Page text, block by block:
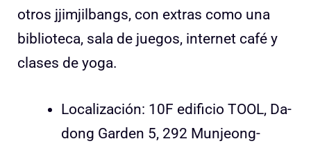
otros jjimjilbangs, con extras como una
biblioteca, sala de juegos, internet café y
clases de yoga.
Localización: 10F edificio TOOL, Da-
dong Garden 5, 292 Munjeong-